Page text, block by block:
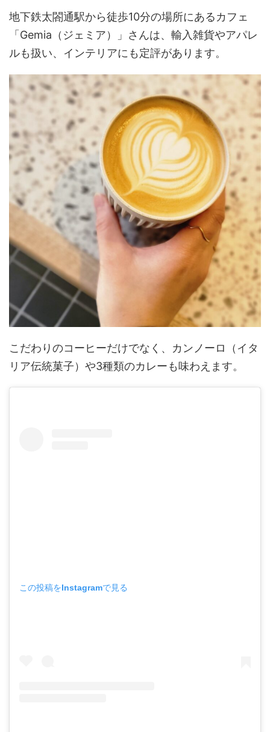
地下鉄太閤通駅から徒歩10分の場所にあるカフェ
「Gemia（ジェミア）」さんは、輸入雑貨やアパレ
ルも扱い、インテリアにも定評があります。
こだわりのコーヒーだけでなく、カンノーロ（イタ
リア伝統菓子）や3種類のカレーも味わえます。
この投稿をInstagramで見る